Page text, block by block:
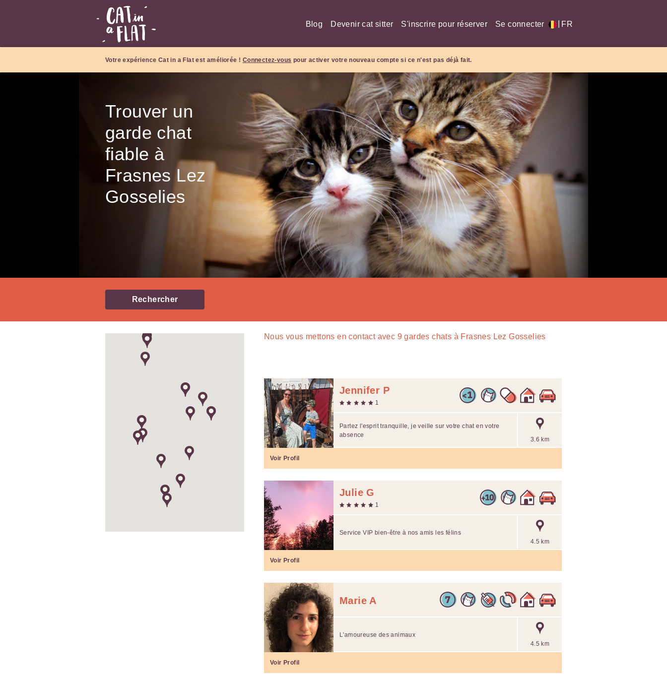
Blog Devenir cat sitter S'inscrire pour réserver Se connecter FR
Votre expérience Cat in a Flat est améliorée ! Connectez-vous pour activer votre nouveau compte si ce n'est pas déjà fait.
Trouver un
garde chat
fiable à
Frasnes Lez
Gosselies
Rechercher
Nous vous mettons en contact avec 9 gardes chats à Frasnes Lez Gosselies
Jennifer P
1
3.6 km
Partez l'esprit tranquille, je veille sur votre chat en votre
absence
Voir Profil
Julie G
1
4.5 km
Service VIP bien-être à nos amis les félins
Voir Profil
Marie A
4.5 km
L'amoureuse des animaux
Voir Profil